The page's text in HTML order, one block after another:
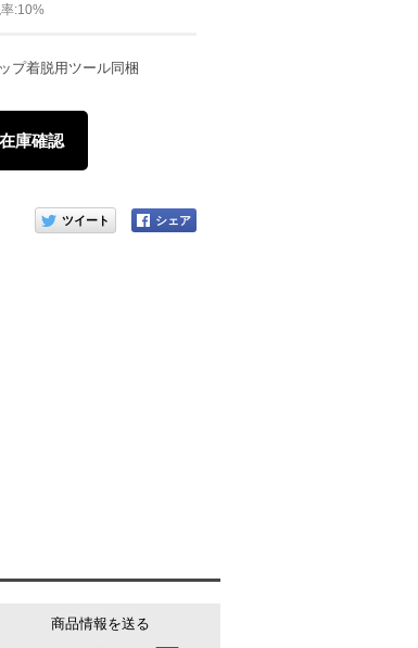
:10%
プ着脱用ツール同梱
庫確認
このアイテムをシェアする
商品情報を送る